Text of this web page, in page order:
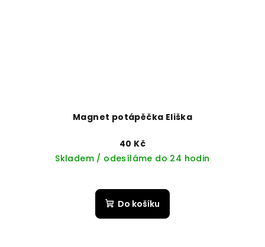
Magnet potápěčka Eliška
40 Kč
Skladem / odesíláme do 24 hodin
Do košíku